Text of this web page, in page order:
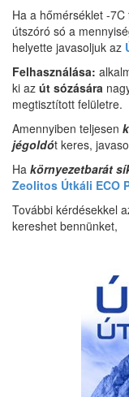
Ha a hőmérséklet -
útszóró só a
helyette javasoljuk az
Felhasználása:
ki az út sózására
megtisztított felületre.
Amennyiben teljesen
jégoldót keres,
Ha környezetbarát
Zeolitos Útkáli ECO
További kérdésekkel
kereshet bennünket,